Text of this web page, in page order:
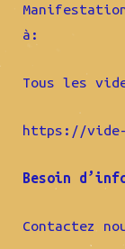
à:
Tous les
https://
Besoin
Contactez